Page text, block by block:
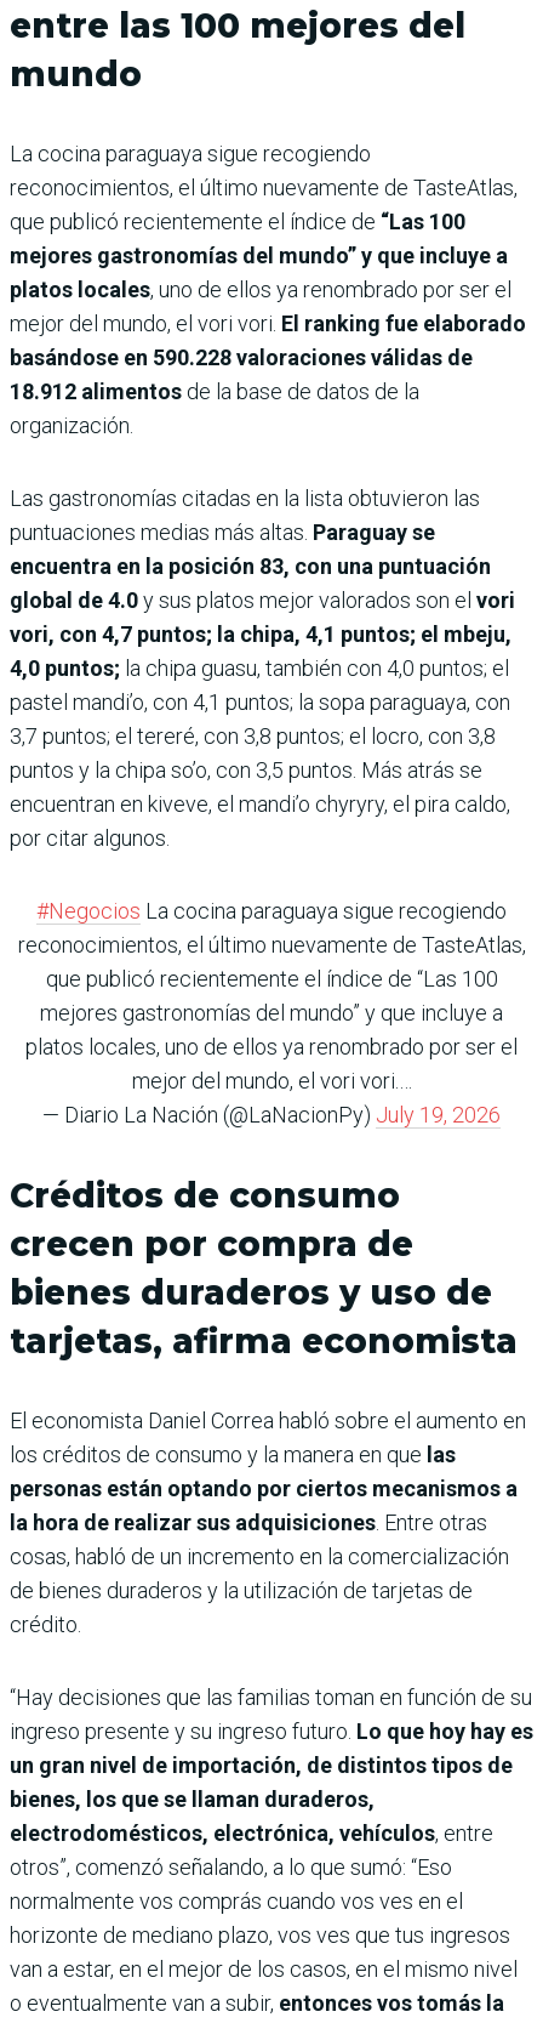
entre las 100 mejores del
mundo
La cocina paraguaya sigue recogiendo
reconocimientos, el último nuevamente de TasteAtlas,
que publicó recientemente el índice de “Las 100
mejores gastronomías del mundo” y que incluye a
platos locales, uno de ellos ya renombrado por ser el
mejor del mundo, el vori vori. El ranking fue elaborado
basándose en 590.228 valoraciones válidas de
18.912 alimentos de la base de datos de la
organización.
Las gastronomías citadas en la lista obtuvieron las
puntuaciones medias más altas. Paraguay se
encuentra en la posición 83, con una puntuación
global de 4.0y sus platos mejor valorados son el vori
vori, con 4,7 puntos; la chipa, 4,1 puntos; el mbeju,
4,0 puntos; la chipa guasu, también con 4,0 puntos; el
pastel mandi’o, con 4,1 puntos; la sopa paraguaya, con
3,7 puntos; el tereré, con 3,8 puntos; el locro, con 3,8
puntos y la chipa so’o, con 3,5 puntos. Más atrás se
encuentran en kiveve, el mandi’o chyryry, el pira caldo,
por citar algunos.
#Negocios La cocina paraguaya sigue recogiendo
reconocimientos, el último nuevamente de TasteAtlas,
que publicó recientemente el índice de “Las 100
mejores gastronomías del mundo” y que incluye a
platos locales, uno de ellos ya renombrado por ser el
mejor del mundo, el vori vori.…
— Diario La Nación (@LaNacionPy) July 19, 2026
Créditos de consumo
crecen por compra de
bienes duraderos y uso de
tarjetas, afirma economista
El economista Daniel Correa habló sobre el aumento en
los créditos de consumo y la manera en que las
personas están optando por ciertos mecanismos a
la hora de realizar sus adquisiciones . Entre otras
cosas, habló de un incremento en la comercialización
de bienes duraderos y la utilización de tarjetas de
crédito.
“Hay decisiones que las familias toman en función de su
ingreso presente y su ingreso futuro. Lo que hoy hay es
un gran nivel de importación, de distintos tipos de
bienes, los que se llaman duraderos,
electrodomésticos, electrónica, vehículos, entre
otros”, comenzó señalando, a lo que sumó: “Eso
normalmente vos comprás cuando vos ves en el
horizonte de mediano plazo, vos ves que tus ingresos
van a estar, en el mejor de los casos, en el mismo nivel
o eventualmente van a subir, entonces vos tomás la